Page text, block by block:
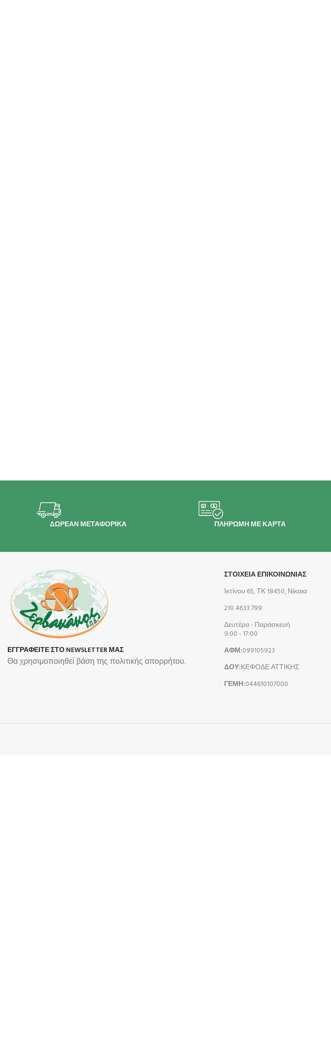
ΔΩΡΕΑΝ ΜΕΤΑΦΟΡΙΚΑ ΠΛΗΡΩΜΗ ΜΕ ΚΑΡΤΑ
ΕΓΓΡΑΦΕΙΤΕ ΣΤΟ NEWSLETTER ΜΑΣ
Θα χρησιμοποιηθεί βάση της πολιτικής απορρήτου.
ΣΤΟΙΧΕΙΑ ΕΠΙΚΟΙΝΩΝΙΑΣ
Ικτίνου 65, ΤΚ 18450, Νίκαια
210 4633 799
Δευτέρα - Παρασκευή
9:00 - 17:00
ΑΦΜ:099105923
ΔΟΥ:ΚΕΦΟΔΕ ΑΤΤΙΚΗΣ
ΓΕΜΗ:044610107000